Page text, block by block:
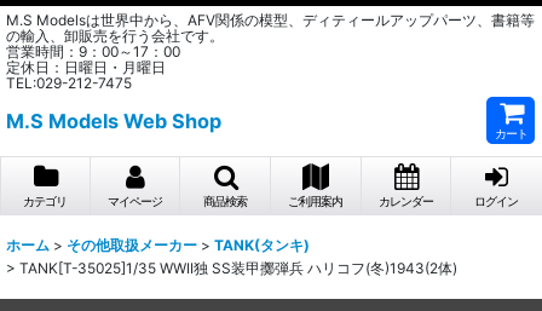
M.S Modelsは世界中から、AFV関係の模型、ディティールアップパーツ、書籍等
の輸入、卸販売を行う会社です。
営業時間：9：00～17：00
定休日：日曜日・月曜日
TEL:029-212-7475
M.S Models Web Shop
カート
カテゴリ マイページ 商品検索 ご利用案内 カレンダー ログイン
ホーム > その他取扱メーカー > TANK(タンキ)
> TANK[T-35025]1/35 WWII独 SS装甲擲弾兵 ハリコフ(冬)1943(2体)